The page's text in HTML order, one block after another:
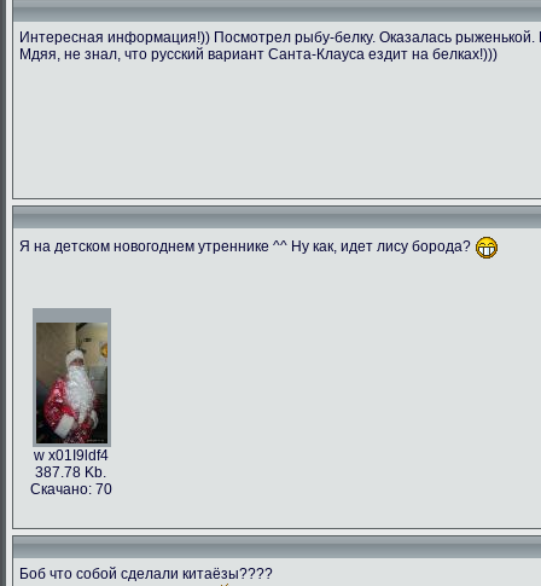
Интересная информация!)) Посмотрел рыбу-белку. Оказалась рыженькой.
Мдяя, не знал, что русский вариант Санта-Клауса ездит на белках!)))
Я на детском новогоднем утреннике ^^ Ну как, идет лису борода?
w x01I9ldf4
387.78 Kb.
Скачано: 70
Боб что собой сделали китаёзы????